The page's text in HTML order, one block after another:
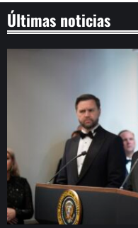
Últimas noticias